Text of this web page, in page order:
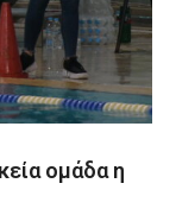
ομάδα η